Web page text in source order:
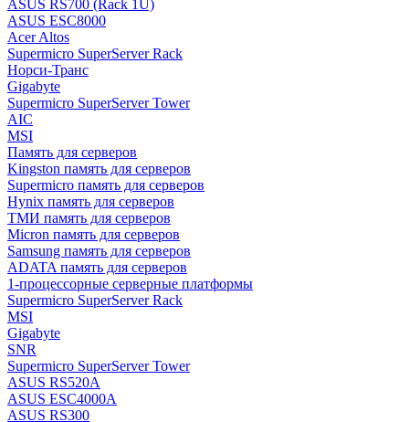
ASUS RS700 (Rack 1U)
ASUS ESC8000
Acer Altos
Supermicro SuperServer Rack
Норси-Транс
Gigabyte
Supermicro SuperServer Tower
AIC
MSI
Память для серверов
Kingston память для серверов
Supermicro память для серверов
Hynix память для серверов
ТМИ память для серверов
Micron память для серверов
Samsung память для серверов
ADATA память для серверов
1-процессорные серверные платформы
Supermicro SuperServer Rack
MSI
Gigabyte
SNR
Supermicro SuperServer Tower
ASUS RS520A
ASUS ESC4000A
ASUS RS300